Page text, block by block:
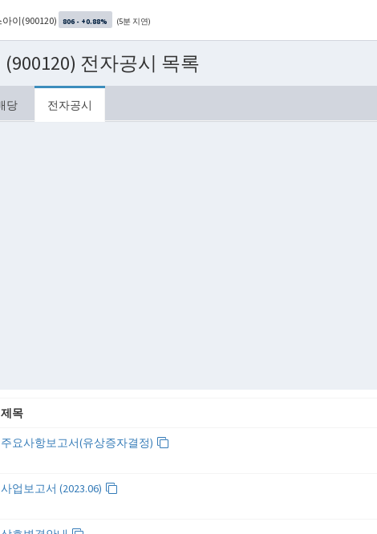
이(900120) 806 - +0.88% (5분 지연)
전자공시 목록
당 전자공시
제목
주요사항보고서(유상증자결정)
사업보고서 (2023.06)